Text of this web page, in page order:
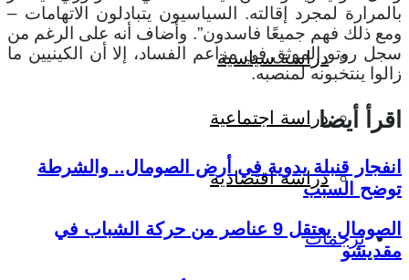
دراسة سياسية
دراسة اجتماعية
دراسة اقتصادية
ترجمات
بالمرارة لمجرد إقالته. السياسيون يتبادلون الاتهامات –
ومع ذلك فهم جميعًا فاسدون”. وأضاف أنه على الرغم من
سجل روتو الموثق في مزاعم الفساد، إلا أن الكينيين ما
زالوا ينتخبونه لمنصبه.
اقرأ أيضا
انفجار قنبلة يدوية في أرض الصومال.. والشرطة
توضح السبب
الصومال يعتقل 9 عناصر من حركة الشباب في
مقديشو